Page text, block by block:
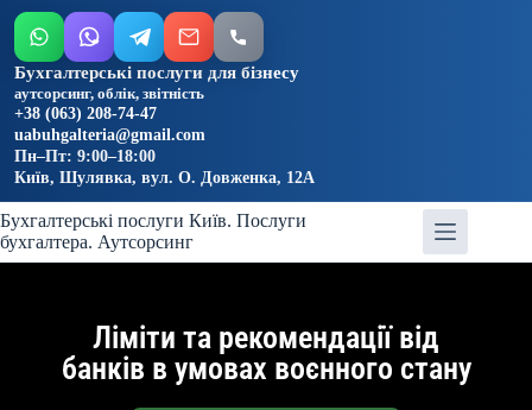
Бухгалтерські послуги для бізнесу
аутсорсинг, облік, звітність
+38 (063) 208-74-47
uabuhgalteria@gmail.com
Пн–Пт: 9:00–18:00
Київ, Шулявка, вул. О. Довженка, 12А
Бухгалтерські послуги Київ. Послуги
бухгалтера. Аутсорсинг
Ліміти та рекомендації від
банків в умовах воєнного стану